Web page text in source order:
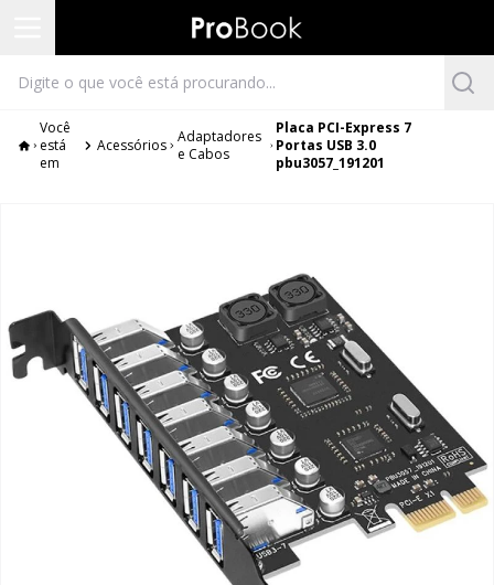
Você
está
em
Acessórios
Adaptadores
e Cabos
Placa PCI-Express 7
Portas USB 3.0
pbu3057_191201